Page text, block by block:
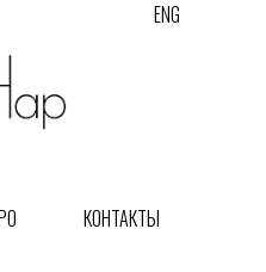
КОНТАКТЫ
ENG